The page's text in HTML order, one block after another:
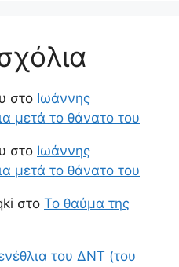
στο Ιωάννης
μετά το θάνατο του
στο Ιωάννης
μετά το θάνατο του
στο Το θαύμα της
του ΔΝΤ (του